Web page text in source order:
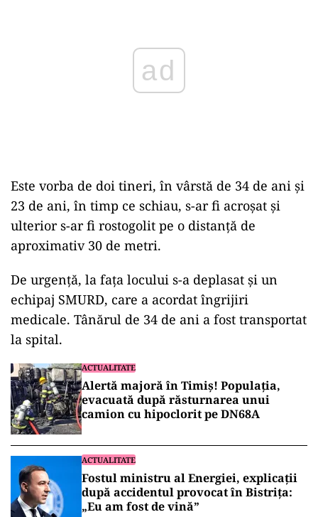
ad
Este vorba de doi tineri, în vârstă de 34 de ani și
23 de ani, în timp ce schiau, s-ar fi acroșat și
ulterior s-ar fi rostogolit pe o distanță de
aproximativ 30 de metri.
De urgenţă, la faţa locului s-a deplasat şi un
echipaj SMURD, care a acordat îngrijiri
medicale. Tânărul de 34 de ani a fost transportat
la spital.
ACTUALITATE
Alertă majoră în Timiș! Populația,
evacuată după răsturnarea unui
camion cu hipoclorit pe DN68A
ACTUALITATE
Fostul ministru al Energiei, explicații
după accidentul provocat în Bistrița:
„Eu am fost de vină”